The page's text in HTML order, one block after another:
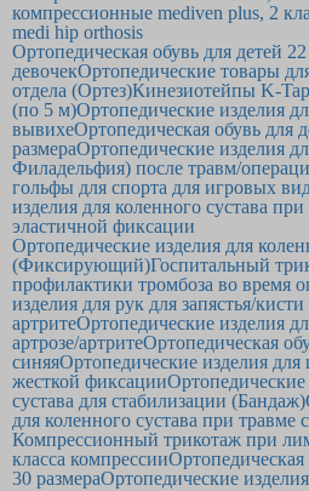
компрессионные mediven plus, 2
medi hip orthosis
Ортопедическая обувь для детей
девочекОртопедические товары
отдела (Ортез)Кинезиотейпы K-
(по 5 м)Ортопедические изделия
вывихеОртопедическая обувь для
размераОртопедические изделия
Филадельфия) после травм/
гольфы для спорта для игровых
изделия для коленного сустава
эластичной фиксации
Ортопедические изделия для
(Фиксирующий)Госпитальный
профилактики тромбоза во время
изделия для рук для запястья/
артритеОртопедические изделия
артрозе/артритеОртопедическая
синяяОртопедические изделия
жесткой фиксацииОртопедические
сустава для стабилизации (Бандаж)
для коленного сустава при травме
Компрессионный трикотаж при
класса компрессииОртопедическая
30 размераОртопедические